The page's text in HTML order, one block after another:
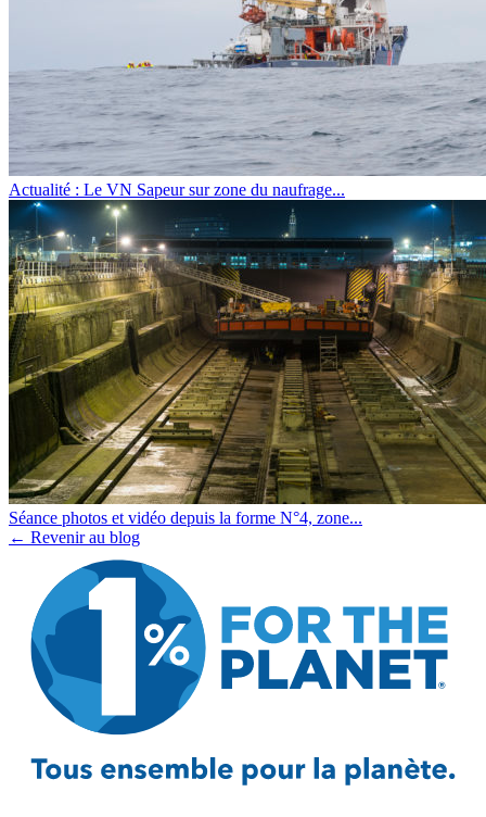
Actualité : Le VN Sapeur sur zone du naufrage...
Séance photos et vidéo depuis la forme N°4, zone...
← Revenir au blog